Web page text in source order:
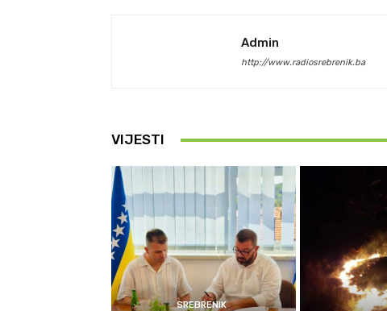
Admin
http://www.radiosrebrenik.ba
VIJESTI
SREBRENIK